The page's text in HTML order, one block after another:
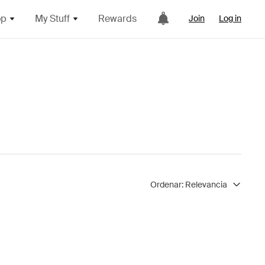
My Stuff Rewards Join Log in
Ordenar: Relevancia